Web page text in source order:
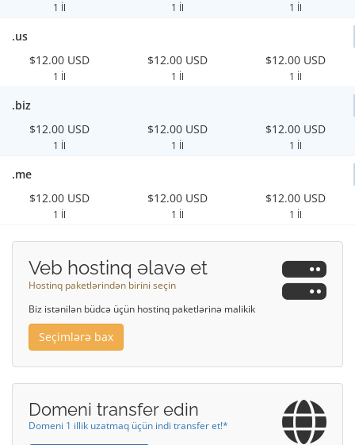
1 İl 1 İl 1 İl
.us
$12.00 USD
1 İl
$12.00 USD
1 İl
$12.00 USD
1 İl
.biz
$12.00 USD
1 İl
$12.00 USD
1 İl
$12.00 USD
1 İl
.me
$12.00 USD
1 İl
$12.00 USD
1 İl
$12.00 USD
1 İl
Veb hostinq əlavə et
Hostinq paketlərindən birini seçin
Biz istənilən büdcə üçün hostinq paketlərinə malikik
Seçimlərə bax
Domeni transfer edin
Domeni 1 illik uzatmaq üçün indi transfer et!*